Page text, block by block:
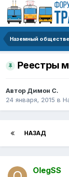
Наземный
Реестры
Автор Димон С.
24 января, 2015 в
НАЗАД
OlegSS